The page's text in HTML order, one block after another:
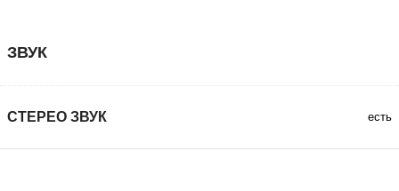
ЗВУК
СТЕРЕО ЗВУК есть